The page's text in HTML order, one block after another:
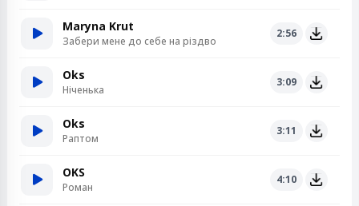
Maryna Krut
Забери мене до себе на різдво
2:56
Oks
Ніченька
3:09
Oks
Раптом
3:11
OKS
Роман
4:10